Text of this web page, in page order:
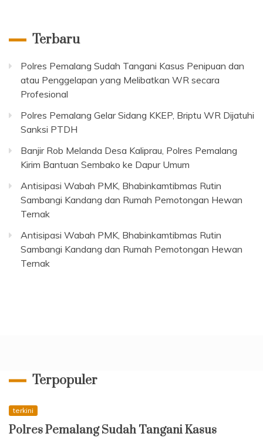
Terbaru
Polres Pemalang Sudah Tangani Kasus Penipuan dan
atau Penggelapan yang Melibatkan WR secara
Profesional
Polres Pemalang Gelar Sidang KKEP, Briptu WR Dijatuhi
Sanksi PTDH
Banjir Rob Melanda Desa Kaliprau, Polres Pemalang
Kirim Bantuan Sembako ke Dapur Umum
Antisipasi Wabah PMK, Bhabinkamtibmas Rutin
Sambangi Kandang dan Rumah Pemotongan Hewan
Ternak
Antisipasi Wabah PMK, Bhabinkamtibmas Rutin
Sambangi Kandang dan Rumah Pemotongan Hewan
Ternak
Terpopuler
terkini
Polres Pemalang Sudah Tangani Kasus